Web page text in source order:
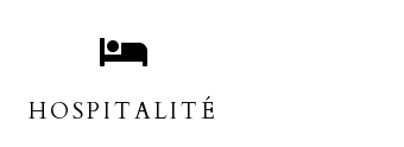
HOSPITALITÉ